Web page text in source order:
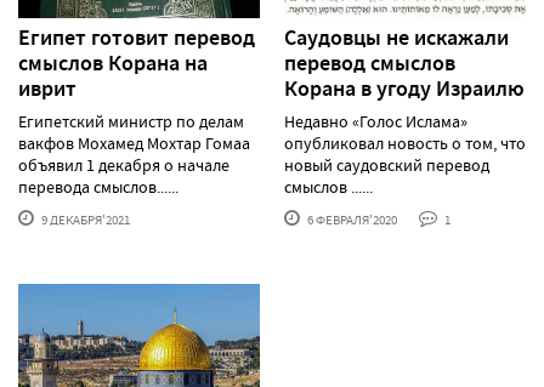
Египет готовит перевод
смыслов Корана на
иврит
Египетский министр по делам
вакфов Мохамед Мохтар Гомаа
объявил 1 декабря о начале
перевода смыслов......
9 ДЕКАБРЯ'2021
Саудовцы не искажали
перевод смыслов
Корана в угоду Израилю
Недавно «Голос Ислама»
опубликовал новость о том, что
новый саудовский перевод
смыслов ......
6 ФЕВРАЛЯ'2020 1